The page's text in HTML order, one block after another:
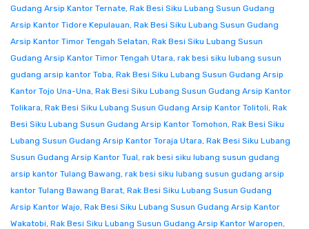
Gudang Arsip Kantor Ternate, Rak Besi Siku Lubang Susun Gudang
Arsip Kantor Tidore Kepulauan, Rak Besi Siku Lubang Susun Gudang
Arsip Kantor Timor Tengah Selatan, Rak Besi Siku Lubang Susun
Gudang Arsip Kantor Timor Tengah Utara, rak besi siku lubang susun
gudang arsip kantor Toba, Rak Besi Siku Lubang Susun Gudang Arsip
Kantor Tojo Una-Una, Rak Besi Siku Lubang Susun Gudang Arsip Kantor
Tolikara, Rak Besi Siku Lubang Susun Gudang Arsip Kantor Tolitoli, Rak
Besi Siku Lubang Susun Gudang Arsip Kantor Tomohon, Rak Besi Siku
Lubang Susun Gudang Arsip Kantor Toraja Utara, Rak Besi Siku Lubang
Susun Gudang Arsip Kantor Tual, rak besi siku lubang susun gudang
arsip kantor Tulang Bawang, rak besi siku lubang susun gudang arsip
kantor Tulang Bawang Barat, Rak Besi Siku Lubang Susun Gudang
Arsip Kantor Wajo, Rak Besi Siku Lubang Susun Gudang Arsip Kantor
Wakatobi, Rak Besi Siku Lubang Susun Gudang Arsip Kantor Waropen,